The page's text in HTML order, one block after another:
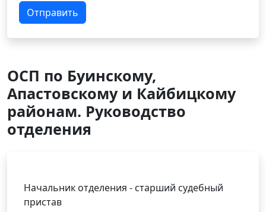
Отправить
ОСП по Буинскому,
Апастовскому и Кайбицкому
районам. Руководство
отделения
Начальник отделения - старший судебный
пристав